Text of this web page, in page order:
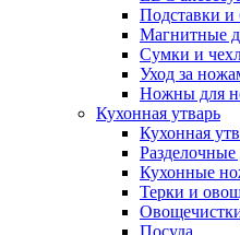
Подставки и
Магнитные
Сумки и
Уход за
Ножны для
Кухонная утварь
Кухонная
Разделочные
Кухонные
Терки и
Посуда